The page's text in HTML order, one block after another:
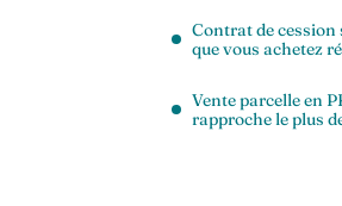
Contrat de cession
que vous achetez
Vente parcelle en
rapproche le plus